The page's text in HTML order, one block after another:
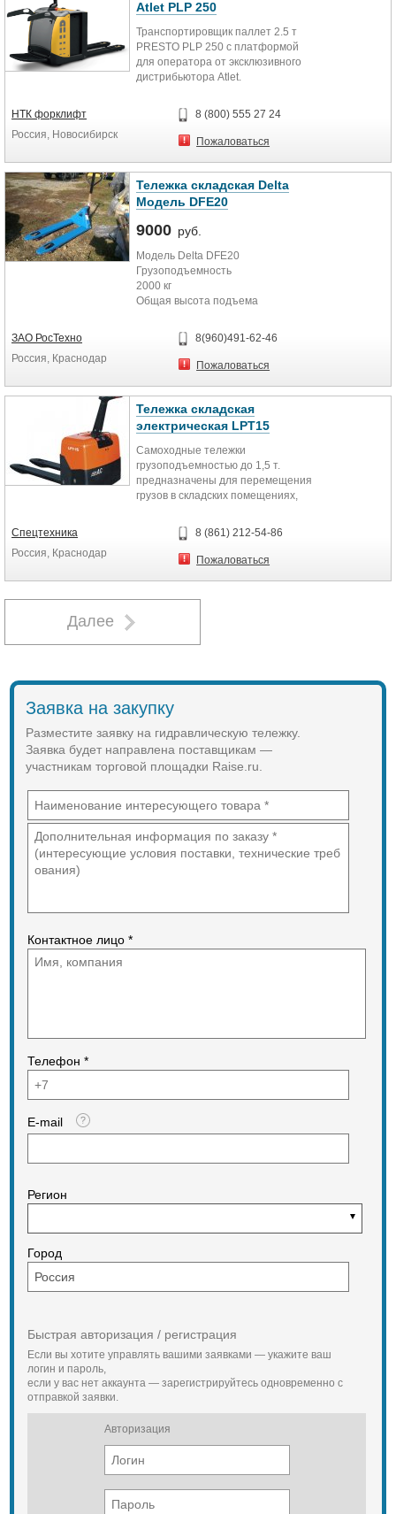
самоходные тележки отличает
низкий уровень шума. Машины
имеют аккумуляторные батареи
мощностью 210Ah/24V.
Технические характеристики
Грузоподъемность, кг: 2000
Высота подъема вил, мм: 200
Длина вил, мм: 1150
Размер прохода с поддоном, мм:
Вес, кг: 520
Аккумулятор: 210Ah/24V
Atlet PLP 250
Транспортировщик паллет 2.5 т
PRESTO PLP 250 с платформой
для оператора от эксклюзивного
дистрибьютора Atlet.
Высота подъема - 200 мм.
Скорость движения – 12 км/час.
Пятиопорная схема шасси с
устойчивость и хорошее
сцепление ведущего колеса с
поверхностью пола. Т. 8 (800) 5555-
393, www.ntk-forklift.ru. Гарантия,
НТК форклифт
Россия, Новосибирск
8 (800) 555 27 24
Пожаловаться
Тележка складская Delta
Модель DFE20
9000 руб.
Модель Delta DFE20
Грузоподъемность
2000 кг
Общая высота подъема
Высота без ручки
Длина вил
550 мм
Рулевое колесо
180 мм
Ролики на вилах
73 мм
Собственный вес
60 кг
ЗАО РосТехно
Россия, Краснодар
8(960)491-62-46
Пожаловаться
Тележка складская
электрическая LPT15
Самоходные тележки
грузоподъемностью до 1,5 т.
предназначены для перемещения
грузов в складских помещениях,
Органы управления, сигнал,
счетчик моточасов и индикатор
характеризуется плавным
аккумулятором мощностью
Грузоподъемность, кг: 1500
Высота подъема вил, мм: 200
Длина вил, мм: 1150
Размер прохода с поддоном, мм:
1944
Аккумулятор: 80Ah/12Vx2
Спецтехника
Россия, Краснодар
8 (861) 212-54-86
Пожаловаться
Далее
Заявка на закупку
Разместите заявку на гидравлическую тележку.
Заявка будет направлена поставщикам —
участникам торговой площадки Raise.ru.
Контактное лицо *
Телефон *
E-mail
Регион
Город
Быстрая авторизация / регистрация
Если вы хотите управлять вашими заявками — укажите ваш
логин и пароль,
если у вас нет аккаунта — зарегистрируйтесь одновременно с
отправкой заявки.
Авторизация